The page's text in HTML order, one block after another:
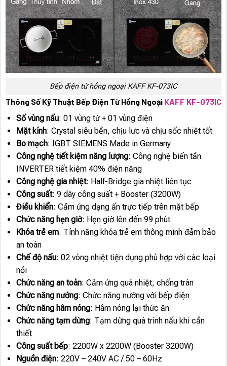
Bếp điện từ hồng ngoại KAFF KF-073IC
Thông Số Kỹ Thuật Bếp Điện Từ Hồng Ngoại KAFF KF-073IC
Số vùng nấu: 01 vùng từ + 01 vùng điện
Mặt kính: Crystal siêu bền, chịu lực và chịu sốc nhiệt tốt
Bo mạch: IGBT SIEMENS Made in Germany
Công nghệ tiết kiệm năng lượng: Công nghệ biến tần
INVERTER tiết kiệm 40% điện năng
Công nghệ gia nhiệt: Half-Bridge gia nhiệt liên tục
Công suất: 9 dãy công suất + Booster (3200W)
Điều khiển: Cảm ứng dạng ấn trực tiếp trên mặt bếp
Chức năng hẹn giờ: Hẹn giờ lên đến 99 phút
Khóa trẻ em: Tính năng khóa trẻ em thông minh đảm bảo
an toàn
Chế độ nấu: 02 vòng nhiệt tiện dụng phù hợp với các loại
nồi
Chức năng an toàn: Cảm ứng quá nhiệt, chống tràn
Chức năng nướng: Chức năng nướng với bếp điện
Chức năng hâm nóng: Hâm nóng lại thức ăn
Chức năng tạm dừng: Tạm dừng quá trình nấu khi cần
thiết
Công suất bếp: 2200W x 2200W (Booster 3200W)
Nguồn điện: 220V – 240V AC / 50 – 60Hz